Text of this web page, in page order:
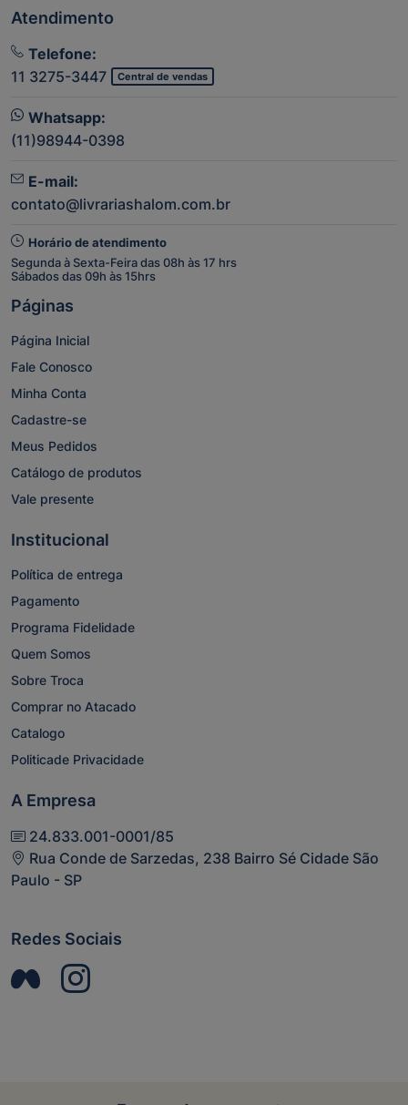
Atendimento
Telefone:
11 3275-3447
Central de vendas
Whatsapp:
(11)98944-0398
E-mail:
contato@livrariashalom.com.br
Horário de atendimento
Segunda à Sexta-Feira das 08h às 17 hrs
Sábados das 09h às 15hrs
Páginas
Página Inicial
Fale Conosco
Minha Conta
Cadastre-se
Meus Pedidos
Catálogo de produtos
Vale presente
Institucional
Política de entrega
Pagamento
Programa Fidelidade
Quem Somos
Sobre Troca
Comprar no Atacado
Catalogo
Politicade Privacidade
A Empresa
24.833.001-0001/85
Rua Conde de Sarzedas, 238 Bairro Sé Cidade São
Paulo - SP
Redes Sociais